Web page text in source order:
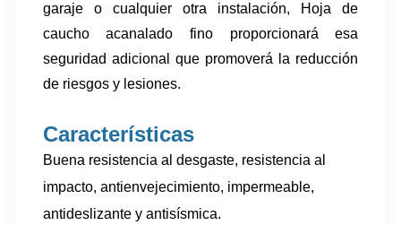
garaje o cualquier otra instalación,
Hoja de
caucho acanalado fino proporcionará esa
seguridad adicional que promoverá la reducción
de riesgos y lesiones.
Características
Buena resistencia al desgaste, resistencia al
impacto, antienvejecimiento, impermeable,
antideslizante y antisísmica.